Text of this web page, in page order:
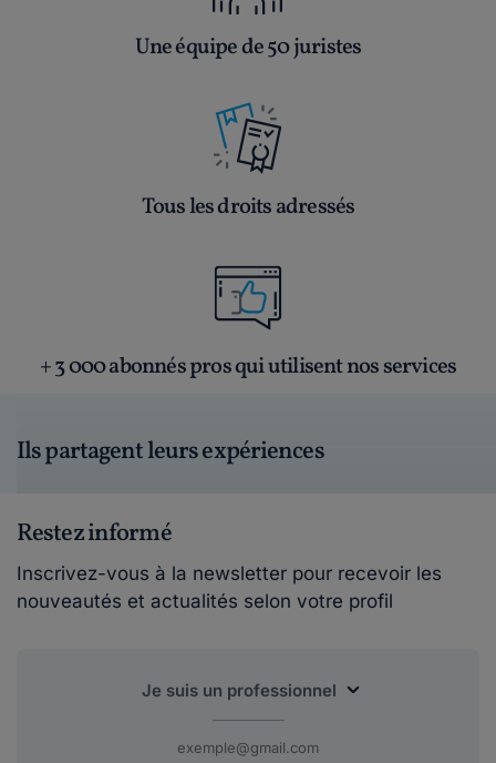
Une équipe de 50 juristes
Tous les droits adressés
+ 3 000 abonnés pros qui utilisent nos services
Ils partagent leurs expériences
Restez informé
Inscrivez-vous à la newsletter pour recevoir les
nouveautés et actualités selon votre profil